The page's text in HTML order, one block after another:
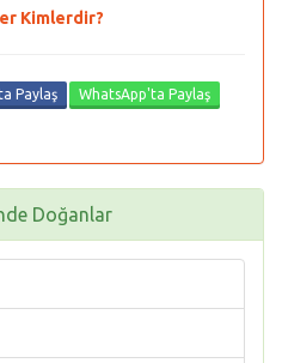
Kimlerdir?
Paylaş
WhatsApp'ta Paylaş
Doğanlar